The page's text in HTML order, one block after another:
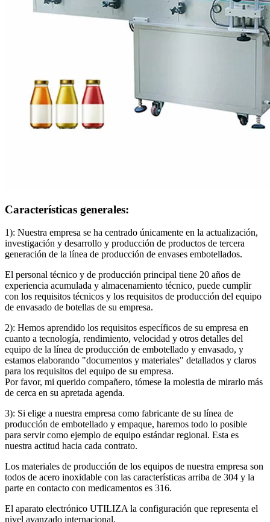
Características generales:
1): Nuestra empresa se ha centrado únicamente en la actualización,
investigación y desarrollo y producción de productos de tercera
generación de la línea de producción de envases embotellados.
El personal técnico y de producción principal tiene 20 años de
experiencia acumulada y almacenamiento técnico, puede cumplir
con los requisitos técnicos y los requisitos de producción del equipo
de envasado de botellas de su empresa.
2): Hemos aprendido los requisitos específicos de su empresa en
cuanto a tecnología, rendimiento, velocidad y otros detalles del
equipo de la línea de producción de embotellado y envasado, y
estamos elaborando "documentos y materiales" detallados y claros
para los requisitos del equipo de su empresa.
Por favor, mi querido compañero, tómese la molestia de mirarlo más
de cerca en su apretada agenda.
3): Si elige a nuestra empresa como fabricante de su línea de
producción de embotellado y empaque, haremos todo lo posible
para servir como ejemplo de equipo estándar regional. Esta es
nuestra actitud hacia cada contrato.
Los materiales de producción de los equipos de nuestra empresa son
todos de acero inoxidable con las características arriba de 304 y la
parte en contacto con medicamentos es 316.
El aparato electrónico UTILIZA la configuración que representa el
nivel avanzado internacional.